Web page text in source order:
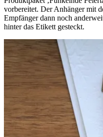
vorbereitet. Der Anhänger mit
Empfänger dann noch
hinter das Etikett gesteckt.